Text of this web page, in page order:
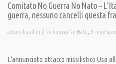
Comitato No Guerra No Nato –
guerra, nessuno cancelli questa
arturo bandini | No Guerra No Nato, PrimoPiano
L’annunciato attacco missilistico Usa